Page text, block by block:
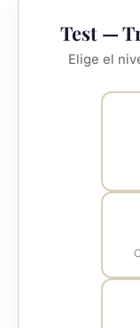
Test —
Elige el